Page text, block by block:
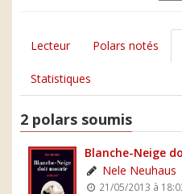
Lecteur Polars notés
Statistiques
2 polars soumis
Blanche-Neige
Nele Neuhaus
21/05/2013 à